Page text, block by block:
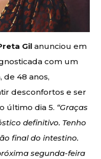
Gil anunciou em
com um
de 48 anos,
desconfortos e ser
último dia 5. “Graças
definitivo. Tenho
final do intestino.
segunda-feira